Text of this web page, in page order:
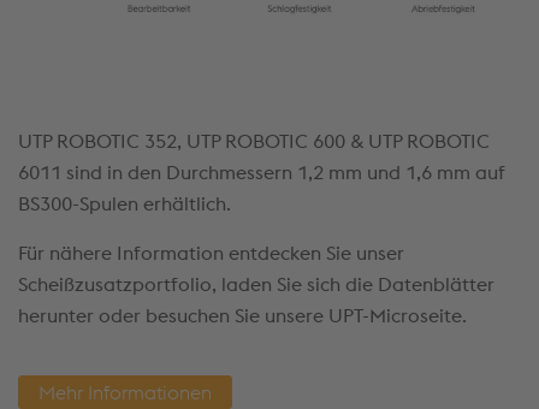
UTP ROBOTIC 352, UTP ROBOTIC 600 & UTP ROBOTIC
6011 sind in den Durchmessern 1,2 mm und 1,6 mm auf
BS300-Spulen erhältlich.
Für nähere Information entdecken Sie unser
Scheißzusatzportfolio, laden Sie sich die Datenblätter
herunter oder besuchen Sie unsere UPT-Microseite.
Mehr Informationen